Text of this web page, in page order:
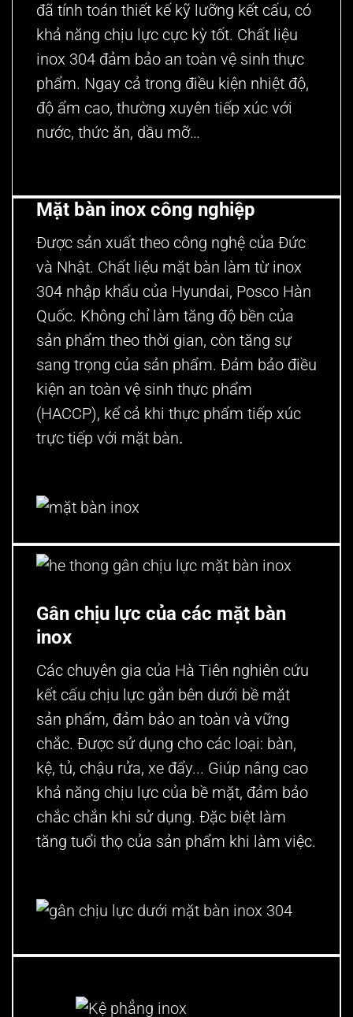
đã tính toán thiết kế kỹ lưỡng kết cấu, có
khả năng chịu lực cực kỳ tốt. Chất liệu
inox 304 đảm bảo an toàn vệ sinh thực
phẩm. Ngay cả trong điều kiện nhiệt độ,
độ ẩm cao, thường xuyên tiếp xúc với
nước, thức ăn, dầu mỡ…
Mặt bàn inox công nghiệp
Được sản xuất theo công nghệ của Đức
và Nhật. Chất liệu mặt bàn làm từ inox
304 nhập khẩu của Hyundai, Posco Hàn
Quốc. Không chỉ làm tăng độ bền của
sản phẩm theo thời gian, còn tăng sự
sang trọng của sản phẩm. Đảm bảo điều
kiện an toàn vệ sinh thực phẩm
(HACCP), kể cả khi thực phẩm tiếp xúc
trực tiếp với mặt bàn.
Gân chịu lực của các mặt bàn
inox
Các chuyên gia của Hà Tiên nghiên cứu
kết cấu chịu lực gắn bên dưới bề mặt
sản phẩm, đảm bảo an toàn và vững
chắc. Được sử dụng cho các loại: bàn,
kệ, tủ, chậu rửa, xe đẩy... Giúp nâng cao
khả năng chịu lực của bề mặt, đảm bảo
chắc chắn khi sử dụng. Đặc biệt làm
tăng tuổi thọ của sản phẩm khi làm việc.